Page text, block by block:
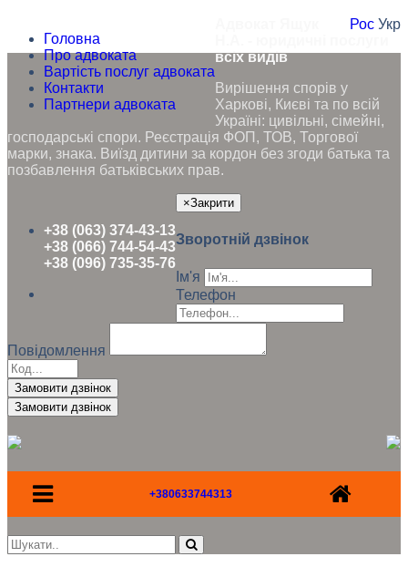
Головна
Про адвоката
Вартість послуг адвоката
Контакти
Партнери адвоката
Рос Укр
всіх видів
Вирішення спорів у
Харкові, Києві та по всій
Україні: цивільні, сімейні,
господарські спори. Реєстрація ФОП, ТОВ, Торгової
марки, знака. Виїзд дитини за кордон без згоди батька та
позбавлення батьківських прав.
+38 (063) 374-43-13
+38 (066) 744-54-43
+38 (096) 735-35-76
×Закрити
Зворотній дзвінок
Ім'я
Телефон
Повідомлення
Замовити дзвінок
+380633744313